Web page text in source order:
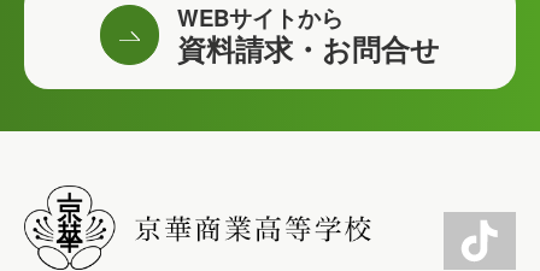
WEBサイトから
資料請求・お問合せ